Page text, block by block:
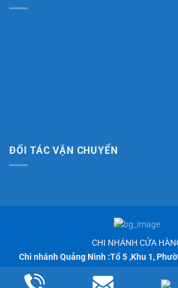
ĐỐI TÁC VẬN CHUYỂN
CHI NHÁNH CỬA
Chi nhánh Quảng Ninh :Tổ 5 ,Khu 1,
© 2025 Phuotsafety.vn Design By